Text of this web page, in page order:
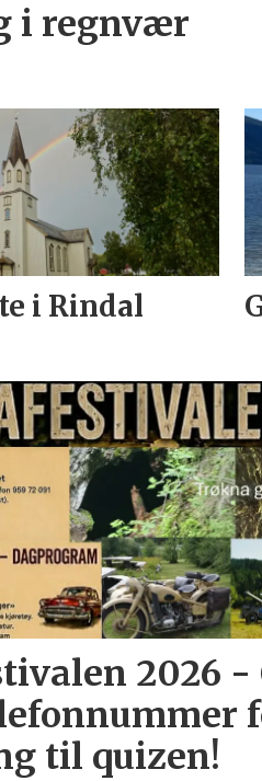
i regnvær
i Rindal
2026 -
til quizen!